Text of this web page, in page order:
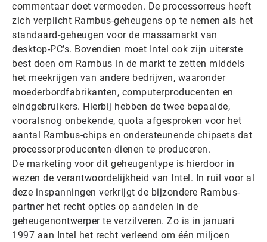
commentaar doet vermoeden. De processorreus heeft
zich verplicht Rambus-geheugens op te nemen als het
standaard-geheugen voor de massamarkt van
desktop-PC’s. Bovendien moet Intel ook zijn uiterste
best doen om Rambus in de markt te zetten middels
het meekrijgen van andere bedrijven, waaronder
moederbordfabrikanten, computerproducenten en
eindgebruikers. Hierbij hebben de twee bepaalde,
vooralsnog onbekende, quota afgesproken voor het
aantal Rambus-chips en ondersteunende chipsets dat
processorproducenten dienen te produceren.
De marketing voor dit geheugentype is hierdoor in
wezen de verantwoordelijkheid van Intel. In ruil voor al
deze inspanningen verkrijgt de bijzondere Rambus-
partner het recht opties op aandelen in de
geheugenontwerper te verzilveren. Zo is in januari
1997 aan Intel het recht verleend om één miljoen